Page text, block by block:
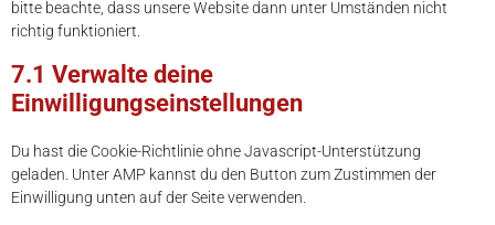
bitte beachte, dass unsere Website dann unter Umständen nicht
richtig funktioniert.
7.1 Verwalte deine
Einwilligungseinstellungen
Du hast die Cookie-Richtlinie ohne Javascript-Unterstützung
geladen. Unter AMP kannst du den Button zum Zustimmen der
Einwilligung unten auf der Seite verwenden.